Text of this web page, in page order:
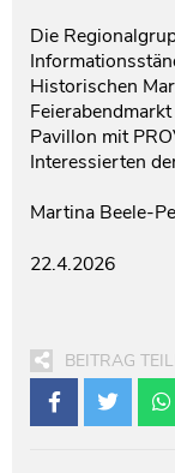
Die
Historischen
Pavillon mit
Interessierten
Martina Beele-
22.4.2026
BEITRAG